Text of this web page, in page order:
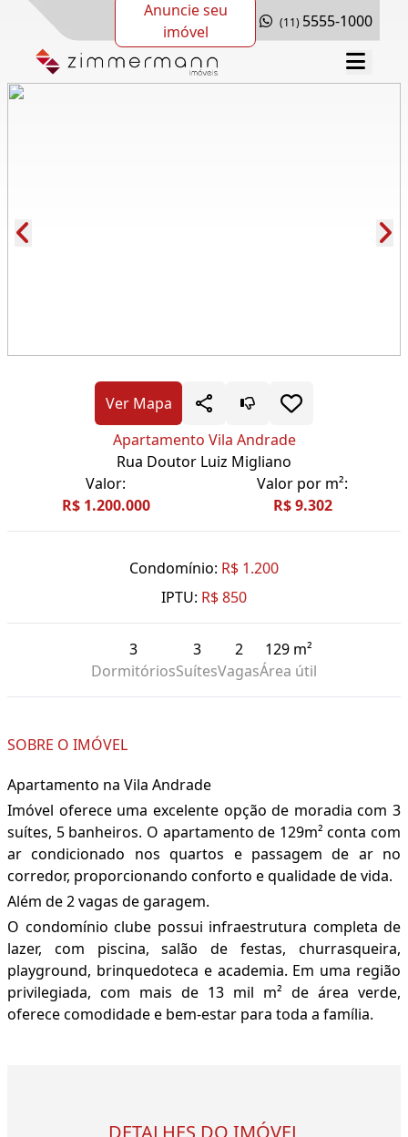
Anuncie seu
imóvel
(11) 5555-1000
Ver Mapa
Apartamento Vila Andrade
Rua Doutor Luiz Migliano
Valor:
R$ 1.200.000
Valor por m²:
R$ 9.302
Condomínio: R$ 1.200
IPTU: R$ 850
3
Dormitórios
3
Suítes
2
Vagas
129 m²
Área útil
SOBRE O IMÓVEL
Apartamento na Vila Andrade
Imóvel oferece uma excelente opção de moradia com 3
suítes, 5 banheiros. O apartamento de 129m² conta com
ar condicionado nos quartos e passagem de ar no
corredor, proporcionando conforto e qualidade de vida.
Além de 2 vagas de garagem.
O condomínio clube possui infraestrutura completa de
lazer, com piscina, salão de festas, churrasqueira,
playground, brinquedoteca e academia. Em uma região
privilegiada, com mais de 13 mil m² de área verde,
oferece comodidade e bem-estar para toda a família.